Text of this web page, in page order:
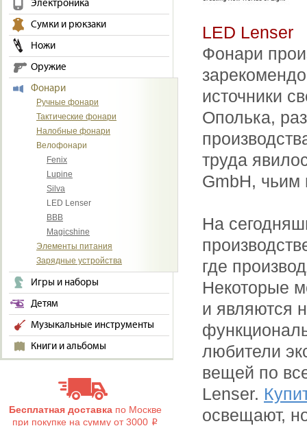
Электроника
Сумки и рюкзаки
Ножи
Оружие
Фонари
Ручные фонари
Тактические фонари
Налобные фонари
Велофонари
Fenix
Lupine
Silva
LED Lenser
BBB
Magicshine
Элементы питания
Зарядные устройства
Игры и наборы
Детям
Музыкальные инструменты
Книги и альбомы
Бесплатная доставкапо Москве
при покупке на сумму от 3000 i
LED Lenser
Фонари
источники
Ополька,
труда
GmbH, чьим
На
где
Некоторые
и являются
любители
вещей по
Lenser.
освещают,